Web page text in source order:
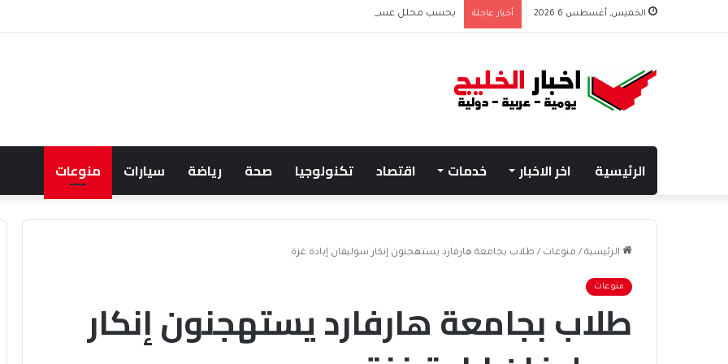
الخميس, أغسطس 6 2026 أخبار عاجلة بحسب محلل عسكري التحالف البحري السعودي يعزز أمن الملاحة الإقليمية والدولية
الرئيسية اخر الاخبار خدمات اقتصاد تكنولوجيا صحة رياضة سيارات منوعات
الرئيسية / منوعات / طلاب بجامعة هارفارد يستهجنون إنكار سوليفان إبادة غزة
منوعات
طلاب بجامعة هارفارد يستهجنون إنكار